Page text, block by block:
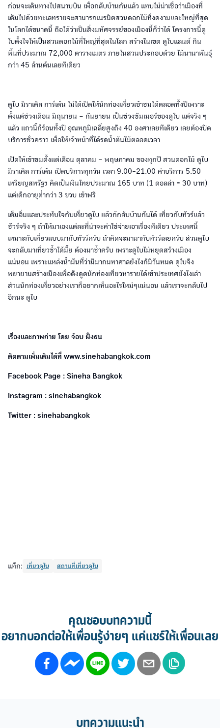
ก่อนจะเดินทางไปสนาบบิน เพื่อกลับบ้านกันแล้ว แทบไม่น่าเชื่อว่าเมืองที่
เต็มไปด้วยทะเลทรายจะสามารถเนรมิตสวนดอกไม้ที่งดงามและใหญ่ที่สุด
ในโลกได้ขนาดนี้ ถือได้ว่าเป็นสิ่งมหัศจรรย์ของเมืองนี้ก็ว่าได้ โครงการนี้ดู
ไบตั้งใจให้เป็นสวนดอกไม้ที่ใหญ่ที่สุดในโลก สร้างในเขต ดูไบแลนด์ กิน
พื้นที่ประมาณ 72,000 ตารางเมตร ภายในสวนประกอบด้วย ไม้นานาพันธุ์
กว่า 45 ล้านต้นเลยทีเดียว
ดูไบ มิราเคิล การ์เด้น ไม่ได้เปิดให้นักท่องเที่ยวเข้าชมได้ตลอดทั้งปีเพราะ
ตั้งแต่ช่วงเดือน มิถุนายน – กันยายน เป็นช่วงซัมเมอร์ของดูไบ แต่จริง ๆ
แล้ว แถวนี้ก็ร้อนทั้งปี อุณหภูมิเฉลี่ยสูงถึง 40 องศาเลยทีเดียว เลยต้องปิด
บริการชั่วคราว เพื่อให้เจ้าหน้าที่ได้รดน้ำต้นไม้ตลอดเวลา
เปิดให้เข้าชมตั้งแต่เดือน ตุลาคม – พฤษภาคม ของทุกปี สวนดอกไม้ ดูไบ
มิราเคิล การ์เด้น เปิดบริการทุกวัน เวลา 9.00-21.00 ค่าบริการ 5.50
เหรียญสหรัฐฯ คิดเป็นเงินไทยประมาณ 165 บาท (1 ดอลล่า = 30 บาท)
แต่เด็กอายุต่ำกว่า 3 ขวบ เข้าฟรี
เต็มอิ่มและประทับใจกับเที่ยวดูไบ แล้วก้กลับบ้านกันได้ เที่ยวกับทัวร์แล้ว
ชัวร์จริง ๆ ถ้าให้มาเองแต่ละที่น่าจะค่าใช่จ่ายเอาเรื่องทีเดียว ประเทศนี้
เหมาะกับเที่ยวแบบมากับทัวร์ครับ ถ้าคิดจะมามากับทัวร์เลยครับ ส่วนดูไบ
จะกลับมาเที่ยวซ้ำได้มั๊ย ต้องมาซ้ำครับ เพราะดูไบไม่หยุดสร้างเมือง
แน่นอน เพราะแหล่งน้ำมันที่ว่ามีมากมหาศาลยังไงก็มีวันหมด ดูไบจึง
พยายามสร้างเมืองเพื่อดึงดูดนักท่องเที่ยวหารายได้เข้าประเทศยังไงเล่า
ส่วนนักท่องเที่ยวอย่างเราก็อยากเห็นอะไรใหม่ๆแน่นอน แล้วเราจะกลับไป
อีกนะ ดูไบ
เรื่องและภาพถ่าย โดย จ๊อบ ฝั่งธน
ติดตามเพิ่มเติมได้ที่ www.sinehabangkok.com
Facebook Page : Sineha Bangkok
Instagram : sinehabangkok
Twitter : sinehabangkok
แท็ก: เที่ยวดูไบ สถานที่เที่ยวดูไบ
คุณชอบบทความนี้
อยากบอกต่อให้เพื่อนรู้ง่ายๆ แค่แชร์ให้เพื่อนเลย
บทความแนะนำ